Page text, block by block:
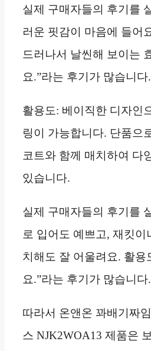
실제 구매자들의 후기를
러운 핏감이 마음에 들어
드러나서 날씬해 보이는
요.”라는 후기가 많습니다.
활용도: 베이직한 디자인
링이 가능합니다. 단품으
코트와 함께 매치하여 다
있습니다.
실제 구매자들의 후기를
로 입어도 예쁘고, 재킷이
치해도 잘 어울려요. 활용
요.”라는 후기가 많습니다.
따라서 온앤온 꽈배기짜
스 NJK2WOA13 제품은